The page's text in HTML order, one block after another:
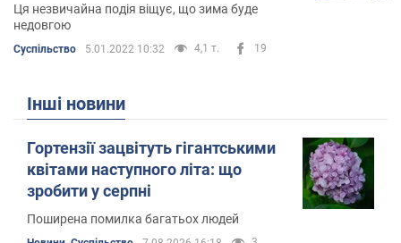
Ця незвичайна подія віщує, що зима буде
недовгою
Суспільство 5.01.2022 10:32 4,1 т. 19
Інші новини
Гортензії зацвітуть гігантськими
квітами наступного літа: що
зробити у серпні
Поширена помилка багатьох людей